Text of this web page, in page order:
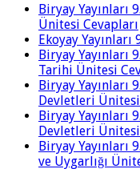
Biryay Yayınları
Ünitesi Cevapları
Ekoyay Yayınları
Biryay Yayınları
Tarihi Ünitesi
Biryay Yayınları
Devletleri Ünitesi
Biryay Yayınları
Devletleri Ünitesi
Biryay Yayınları
ve Uygarlığı